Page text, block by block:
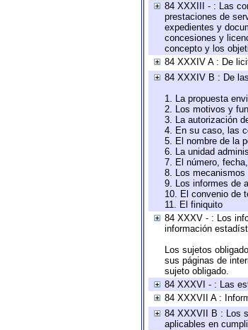
84 XXXIII - : Las
prestaciones de
expedientes y
concesiones y
concepto y los
84 XXXIV A : De
84 XXXIV B : De
1. La propuesta
2. Los motivos y
3. La autorización
4. En su caso, las
5. El nombre de la
6. La unidad
7. El número,
8. Los
9. Los informes de
10. El convenio de
11. El finiquito
84 XXXV - : Los
información
Los sujetos
sus páginas de
sujeto obligado.
84 XXXVI - : Las
84 XXXVII A :
84 XXXVII B : Los
aplicables en